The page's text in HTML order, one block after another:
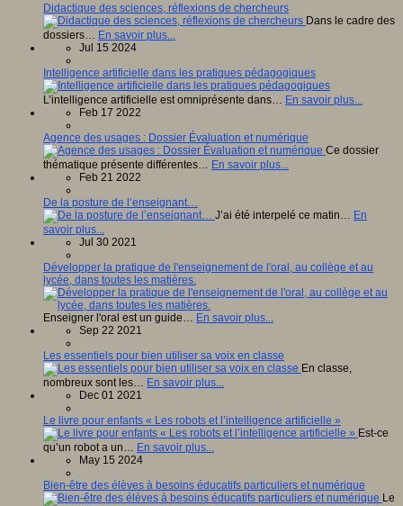
Didactique des sciences, réflexions de chercheurs
Dans le cadre des
dossiers… En savoir plus...
Jul 15 2024
Intelligence artificielle dans les pratiques pédagogiques
L’intelligence artificielle est omniprésente dans… En savoir plus...
Feb 17 2022
Agence des usages : Dossier Évaluation et numérique
Ce dossier
thématique présente différentes… En savoir plus...
Feb 21 2022
De la posture de l’enseignant…
J’ai été interpelé ce matin… En
savoir plus...
Jul 30 2021
Développer la pratique de l'enseignement de l'oral, au collège et au
lycée, dans toutes les matières.
Enseigner l'oral est un guide… En savoir plus...
Sep 22 2021
Les essentiels pour bien utiliser sa voix en classe
En classe,
nombreux sont les… En savoir plus...
Dec 01 2021
Le livre pour enfants « Les robots et l’intelligence artificielle »
Est-ce
qu’un robot a un… En savoir plus...
May 15 2024
Bien-être des élèves à besoins éducatifs particuliers et numérique
Le